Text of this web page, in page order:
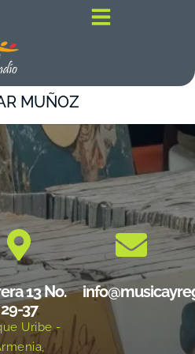
MUÑOZ
13 No.
29-37
Uribe -